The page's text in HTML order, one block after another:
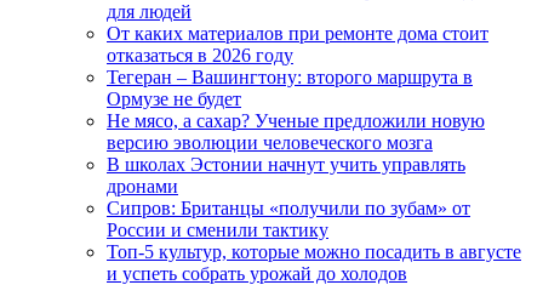
для людей
От каких материалов при ремонте дома стоит
отказаться в 2026 году
Тегеран – Вашингтону: второго маршрута в
Ормузе не будет
Не мясо, а сахар? Ученые предложили новую
версию эволюции человеческого мозга
В школах Эстонии начнут учить управлять
дронами
Сипров: Британцы «получили по зубам» от
России и сменили тактику
Топ-5 культур, которые можно посадить в августе
и успеть собрать урожай до холодов